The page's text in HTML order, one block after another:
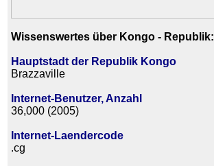
Wissenswertes über Kongo - Republik:
Hauptstadt der Republik Kongo
Brazzaville
Internet-Benutzer, Anzahl
36,000 (2005)
Internet-Laendercode
.cg